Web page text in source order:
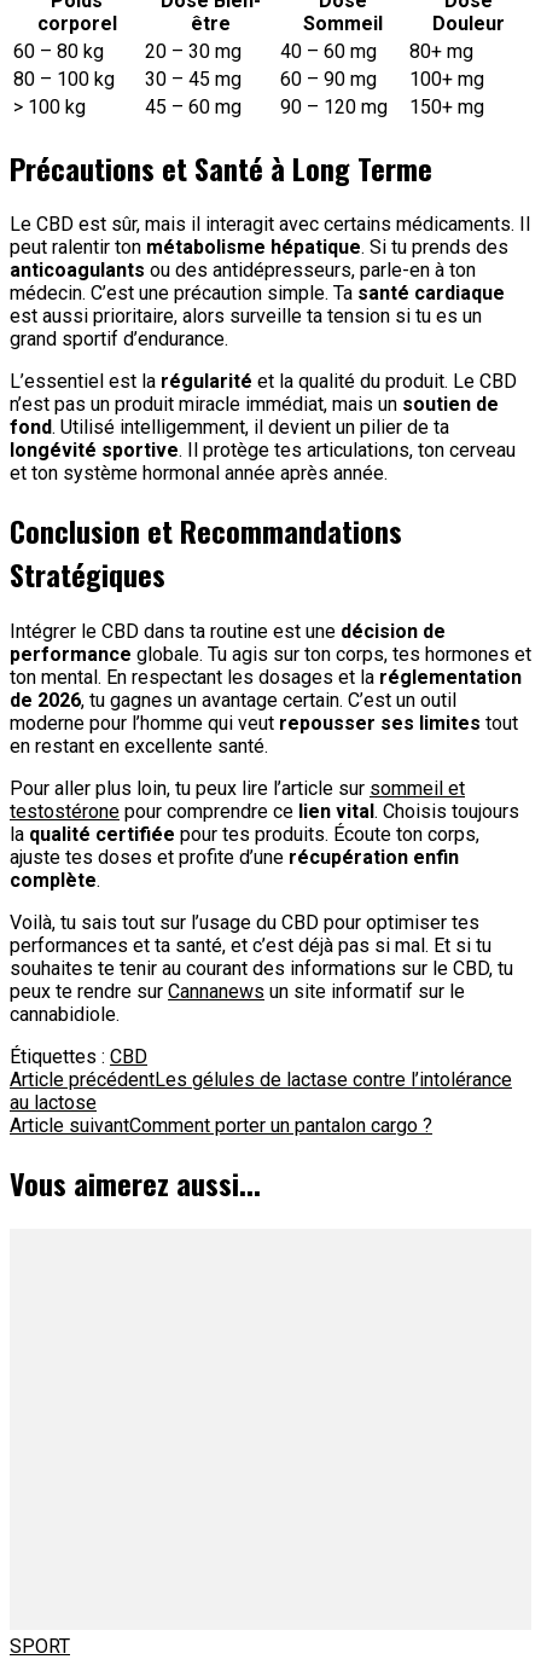
corporel
être
Sommeil
Douleur
60 – 80 kg
20 – 30 mg 40 – 60 mg
80+ mg
80 – 100 kg
30 – 45 mg 60 – 90 mg
100+ mg
> 100 kg
45 – 60 mg 90 – 120 mg 150+ mg
Précautions et Santé à Long Terme
Le CBD est sûr, mais il interagit avec certains médicaments. Il
peut ralentir ton métabolisme hépatique. Si tu prends des
anticoagulants ou des antidépresseurs, parle-en à ton
médecin. C’est une précaution simple. Ta santé cardiaque
est aussi prioritaire, alors surveille ta tension si tu es un
grand sportif d’endurance.
L’essentiel est la régularité et la qualité du produit. Le CBD
n’est pas un produit miracle immédiat, mais un soutien de
fond. Utilisé intelligemment, il devient un pilier de ta
longévité sportive. Il protège tes articulations, ton cerveau
et ton système hormonal année après année.
Conclusion et Recommandations
Stratégiques
Intégrer le CBD dans ta routine est une décision de
performance globale. Tu agis sur ton corps, tes hormones et
ton mental. En respectant les dosages et la réglementation
de 2026, tu gagnes un avantage certain. C’est un outil
moderne pour l’homme qui veut repousser ses limites tout
en restant en excellente santé.
Pour aller plus loin, tu peux lire l’article sur sommeil et
testostérone pour comprendre ce lien vital . Choisis toujours
la qualité certifiée pour tes produits. Écoute ton corps,
ajuste tes doses et profite d’une récupération enfin
complète.
Voilà, tu sais tout sur l’usage du CBD pour optimiser tes
performances et ta santé, et c’est déjà pas si mal. Et si tu
souhaites te tenir au courant des informations sur le CBD, tu
peux te rendre sur Cannanews un site informatif sur le
cannabidiole.
Étiquettes : CBD
Navigation
d'article
Article précédentLes gélules de lactase contre l’intolérance
au lactose
Article suivantComment porter un pantalon cargo ?
Vous aimerez aussi...
SPORT